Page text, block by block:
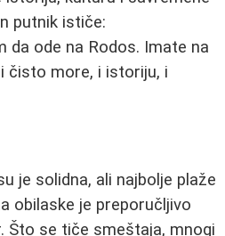
putnik ističe:
da ode na Rodos. Imate na
čisto more, i istoriju, i
je solidna, ali najbolje plaže
obilaske je preporučljivo
Što se tiče smeštaja, mnogi